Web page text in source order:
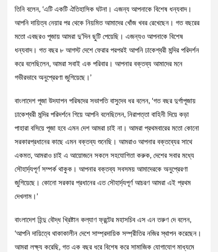
তিনি বলেন, ‘এটি একটি ঐতিহাসিক ঘটনা। এজন্য আপনাকে বিশেষ ধন্যবাদ।
আপনি দায়িত্ব নেয়ার পর থেকে নিয়মিত আমাদের খোঁজ খবর রেখেছেন। গত বছরের
মতো এবছরও পূজায় আমরা দু’দিন ছুটি পেয়েছি। এজন্যও আপনাকে বিশেষ
ধন্যবাদ। গত বছর ৮ আগস্ট দেশে ফেরার পরপরই আপনি ঢাকেশ্বরী মন্দির পরিদর্শন
করে বলেছিলেন, আমরা সবাই এক পরিবার। আপনার বক্তব্য আমাদের মনে
গভীরভাবে অনুপ্রেরণা জুগিয়েছে।’
বাংলাদেশ পূজা উদযাপন পরিষদের সভাপতি বাসুদেব ধর বলেন, ‘গত বছর দুর্গাপূজায়
ঢাকেশ্বরী মন্দির পরিদর্শনে গিয়ে আপনি বলেছিলেন, নিরাপত্তা বাহিনী দিয়ে কড়া
পাহারা বসিয়ে পূজা হবে এমন দেশ আমরা চাই না। আমরা প্রথমবারের মতো কোনো
সরকারপ্রধানের কাছে এমন বক্তব্য শুনেছি। আমরাও আপনার বক্তব্যের সাথে
একমত, আমরাও চাই এ আয়োজনে সকলে সহযোগিতা করুক, দেশের সবার মধ্যে
সৌহার্দ্যপূর্ণ সম্পর্ক থাকুক। আপনার বক্তব্য সবসময় আমাদেরকে অনুপ্রেরণা
জুগিয়েছে। কোনো সরকার প্রধানের এত সৌহার্দ্যপূর্ণ আচরণ আমরা এই প্রথম
দেখলাম।’
বাংলাদেশ হিন্দু বৌদ্ধ খ্রিষ্টান কল্যাণ ফ্রন্টের মহাসচিব এস এন তরুণ দে বলেন,
‘আপনি দায়িত্বে থাকাকালীন দেশে সাম্প্রদায়িক সম্প্রীতির নজির স্থাপন করেছেন।
আমরা লক্ষ্য করেছি, গত এক বছর ধরে বিশেষ করে সামাজিক যোগাযোগ মাধ্যমে